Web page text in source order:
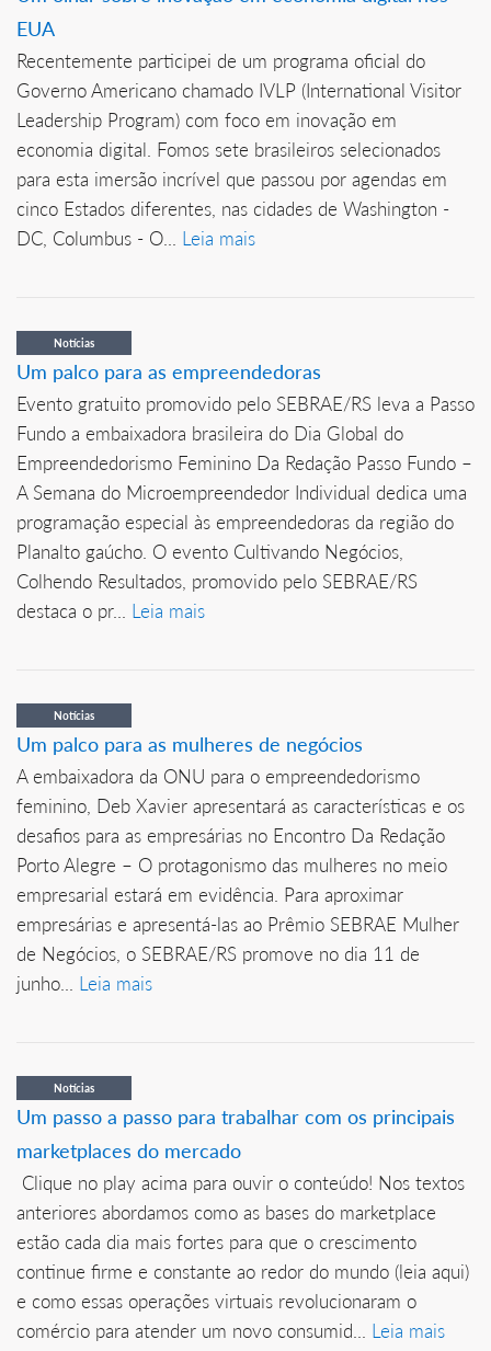
EUA
Recentemente participei de um programa oficial do
Governo Americano chamado IVLP (International Visitor
Leadership Program) com foco em inovação em
economia digital. Fomos sete brasileiros selecionados
para esta imersão incrível que passou por agendas em
cinco Estados diferentes, nas cidades de Washington -
DC, Columbus - O... Leia mais
Notícias
Um palco para as empreendedoras
Evento gratuito promovido pelo SEBRAE/RS leva a Passo
Fundo a embaixadora brasileira do Dia Global do
Empreendedorismo Feminino Da Redação Passo Fundo –
A Semana do Microempreendedor Individual dedica uma
programação especial às empreendedoras da região do
Planalto gaúcho. O evento Cultivando Negócios,
Colhendo Resultados, promovido pelo SEBRAE/RS
destaca o pr... Leia mais
Notícias
Um palco para as mulheres de negócios
A embaixadora da ONU para o empreendedorismo
feminino, Deb Xavier apresentará as características e os
desafios para as empresárias no Encontro Da Redação
Porto Alegre – O protagonismo das mulheres no meio
empresarial estará em evidência. Para aproximar
empresárias e apresentá-las ao Prêmio SEBRAE Mulher
de Negócios, o SEBRAE/RS promove no dia 11 de
junho... Leia mais
Notícias
Um passo a passo para trabalhar com os principais
marketplaces do mercado
Clique no play acima para ouvir o conteúdo! Nos textos
anteriores abordamos como as bases do marketplace
estão cada dia mais fortes para que o crescimento
continue firme e constante ao redor do mundo (leia aqui)
e como essas operações virtuais revolucionaram o
comércio para atender um novo consumid... Leia mais